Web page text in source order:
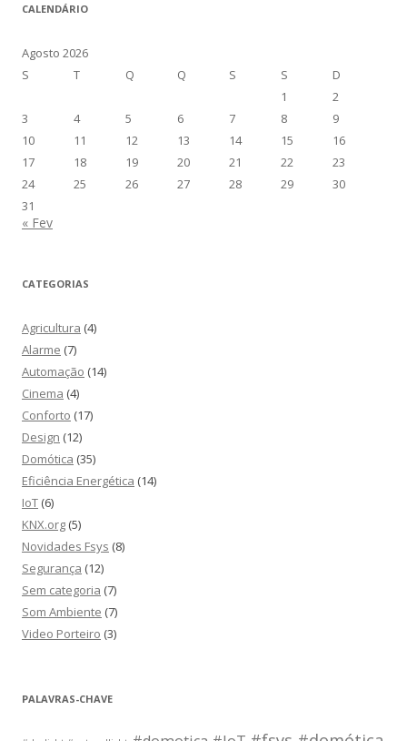
CALENDÁRIO
Agosto 2026
S
T Q Q S S
D
1
2
3
4 5 6 7 8
9
10
11 12 13 14 15
16
17
18 19 20 21 22
23
24
25 26 27 28 29
30
31
« Fev
CATEGORIAS
Agricultura (4)
Alarme (7)
Automação (14)
Cinema (4)
Conforto (17)
Design (12)
Domótica (35)
Eficiência Energética (14)
IoT (6)
KNX.org (5)
Novidades Fsys (8)
Segurança (12)
Sem categoria (7)
Som Ambiente (7)
Video Porteiro (3)
PALAVRAS-CHAVE